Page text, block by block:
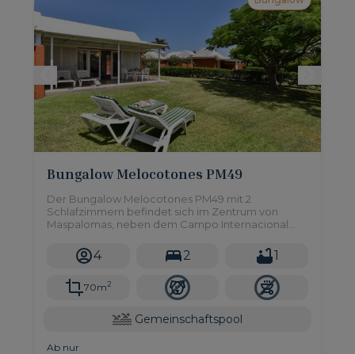
Bungalow Melocotones PM49
Der Bungalow Melocotones PM49 mit 2
Schlafzimmern befindet sich im Zentrum von
Maspalomas, neben dem Campo Internacional
von Maspalomas und Meloneras entfernt.
4 2 1
70m2
Gemeinschaftspool
Ab nur